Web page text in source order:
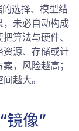
选择、模型结
未必自动构成
算法与硬件、
源、存储或计
，风险越高；
越大。
镜像”